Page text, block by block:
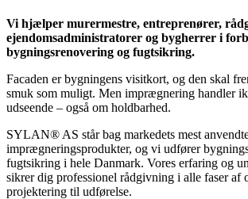
Vi hjælper murermestre, entreprenører,
ejendomsadministratorer og bygherrer i
bygningsrenovering og fugtsikring.
Facaden er bygningens visitkort, og den skal
smuk som muligt. Men imprægnering handler
udseende – også om holdbarhed.
SYLAN® AS står bag markedets mest
imprægneringsprodukter, og vi udfører
fugtsikring i hele Danmark. Vores erfaring og
sikrer dig professionel rådgivning i alle faser af
projektering til udførelse.